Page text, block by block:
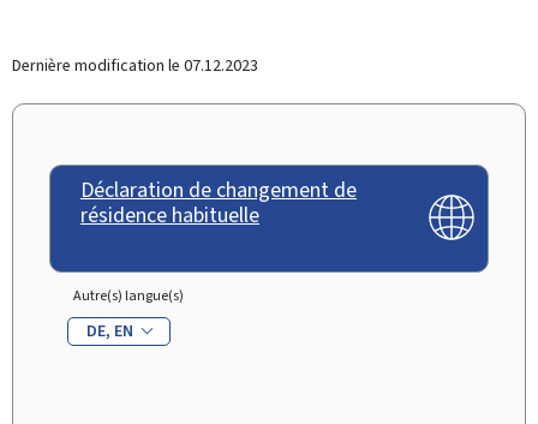
Dernière modification le 07.12.2023
Déclaration de changement de
résidence habituelle
Autre(s) langue(s)
DE EN